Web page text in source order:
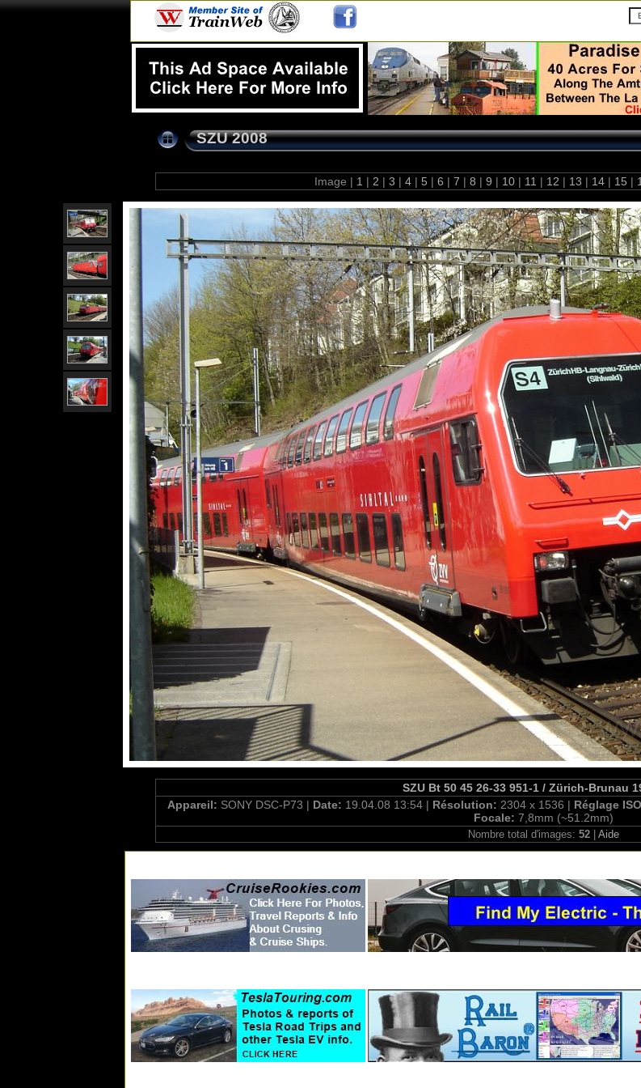
SZU 2008
Image | 1 | 2 | 3 | 4 | 5 | 6 | 7 | 8 | 9 | 10 | 11 | 12 | 13 | 14 | 15 |
SZU Bt 50 45 26-33 951-1 / Zürich-Brunau
Appareil: SONY DSC-P73 | Date: 19.04.08 13:54 | Résolution: 2304 x 1536 | Réglage
Focale: 7,8mm (~51.2mm)
Nombre total d'images: 52| Aide